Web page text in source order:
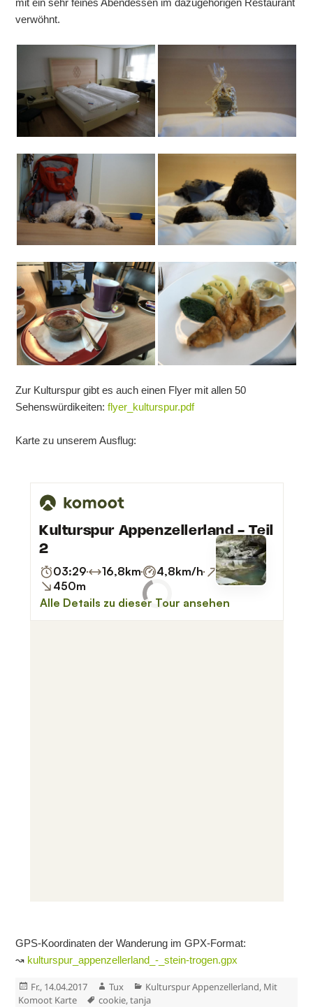
mit ein sehr feines Abendessen im dazugehörigen Restaurant
verwöhnt.
Zur Kulturspur gibt es auch einen Flyer mit allen 50
Sehenswürdikeiten:flyer_kulturspur.pdf
Karte zu unserem Ausflug:
GPS-Koordinaten der Wanderung im GPX-Format:
↝ kulturspur_appenzellerland_-_stein-trogen.gpx
Veröffentlicht
am
Fr., 14.04.2017 Autor
Tux Kategorien
Kulturspur Appenzellerland, Mit
Komoot Karte
Schlagwörter
cookie,tanja